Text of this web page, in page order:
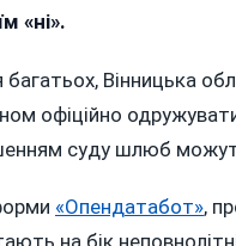
«ні».
Вінницька
офіційно
суду шлюб
«Опендатабот»,